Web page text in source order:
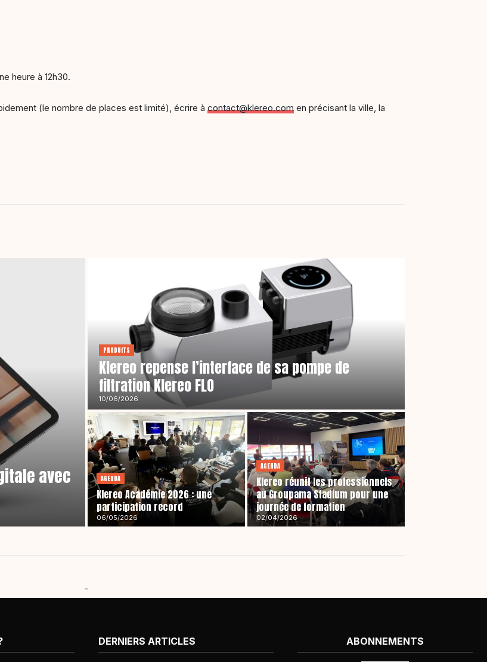
heure à 12h30.
(le nombre de places est limité), écrire à contact@klereo.com en précisant la ville, la
avec
PRODUITS
Klereo repense l’interface de sa pompe de
filtration Klereo FLO
10/06/2026
AGENDA
Klereo Académie 2026 : une
participation record
06/05/2026
AGENDA
Klereo réunit les professionnels
au Groupama Stadium pour une
journée de formation
02/04/2026
-
DERNIERS ARTICLES ABONNEMENTS